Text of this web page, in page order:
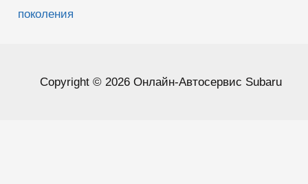
поколения
Copyright © 2026 Онлайн-Автосервис Subaru